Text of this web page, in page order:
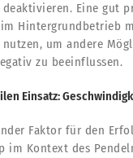
deaktivieren. Eine gut
Hintergrundbetrieb
nutzen, um andere
zu beeinflussen.
Einsatz:
Faktor für den
im Kontext des